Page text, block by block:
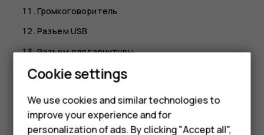
Smartphones
Feature phones
Phones for kids
Громкоговоритель
Разъем USB
Разъем для гарнитуры
Некоторые аксессуары, указанные в настоящем
руководстве по эксплуатации, такие как зарядное
устройство, гарнитура или кабель для передачи
данных, могут продаваться отдельно.
Cookie settings
We use cookies and similar technologies to
improve your experience and for
personalization of ads. By clicking "Accept all",